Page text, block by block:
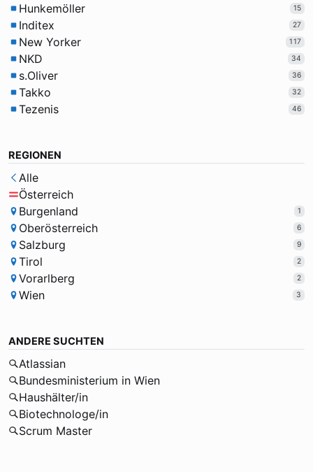
Hunkemöller 15
Inditex 27
New Yorker 117
NKD 34
s.Oliver 36
Takko 32
Tezenis 46
REGIONEN
Alle
Österreich
Burgenland
1
Oberösterreich 6
Salzburg 9
Tirol 2
Vorarlberg 2
Wien 3
ANDERE SUCHTEN
Atlassian
Bundesministerium in Wien
Haushälter/in
Biotechnologe/in
Scrum Master